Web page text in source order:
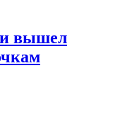
и вышел